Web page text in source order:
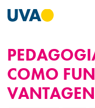
A UVA
CURSOS
COMO